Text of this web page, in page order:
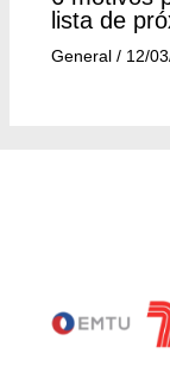
lista de
General/ 12/